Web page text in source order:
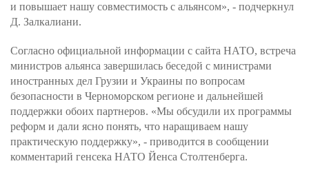
и повышает нашу совместимость с альянсом», - подчеркнул
Д. Залкалиани.
Согласно официальной информации с сайта НАТО, встреча
министров альянса завершилась беседой с министрами
иностранных дел Грузии и Украины по вопросам
безопасности в Черноморском регионе и дальнейшей
поддержки обоих партнеров. «Мы обсудили их программы
реформ и дали ясно понять, что наращиваем нашу
практическую поддержку», - приводится в сообщении
комментарий генсека НАТО Йенса Столтенберга.